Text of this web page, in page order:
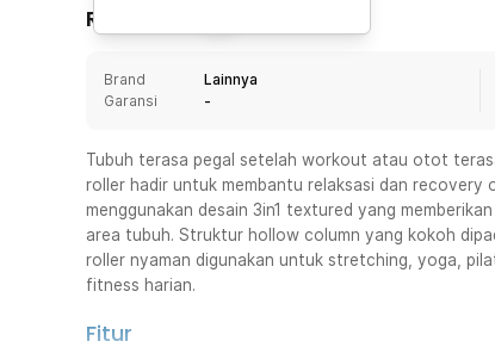
Senin -
Senin
Senin
Toko Tangerang
Toko Cikupa
Pick n Go Jakarta Barat
Pick n Go Bekasi
Senin -
Rincian Produk
Brand
Lainnya
Garansi
-
Tubuh terasa pegal setelah workout atau otot
roller hadir untuk membantu relaksasi dan
menggunakan desain 3in1 textured yang
area tubuh. Struktur hollow column yang kokoh
roller nyaman digunakan untuk stretching, yoga,
fitness harian.
Fitur